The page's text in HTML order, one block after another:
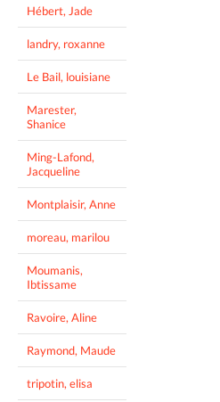
Hébert, Jade
landry, roxanne
Le Bail, louisiane
Marester,
Shanice
Ming-Lafond,
Jacqueline
Montplaisir, Anne
moreau, marilou
Moumanis,
Ibtissame
Ravoire, Aline
Raymond, Maude
tripotin, elisa